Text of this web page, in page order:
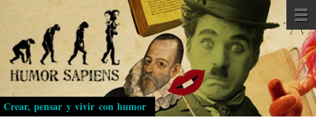
Pasar
al
contenido
principal
Crear, pensar y vivir con humor